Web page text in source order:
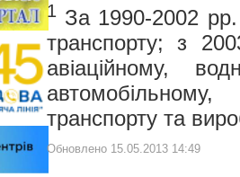
1 За 1990-2002
транспорту; з
авіаційному,
транспорту та
Обновлено 15.05.2013 14:49